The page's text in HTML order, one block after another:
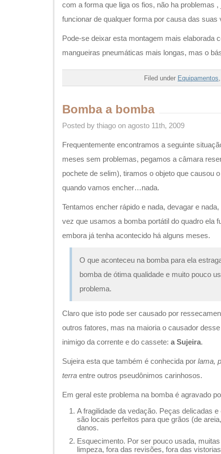
com a forma que liga os fios, não ha problemas
funcionar de qualquer forma por causa das suas
Pode-se deixar esta montagem mais elaborada
mangueiras pneumáticas mais longas, mas o
Filed under Equipamentos
Bomba a bomba
Posted by thiago on agosto 11th, 2009
Frequentemente encontramos a seguinte
meses sem problemas, pegamos a câmara
pochete de selim), tiramos o objeto que causou
quando vamos encher…nada.
Tentamos encher rápido e nada, devagar e
vez que usamos a bomba portátil do quadro ela
embora já tenha acontecido há alguns meses.
O que aconteceu na bomba para ela
bomba de ótima qualidade e muito pouco
problema.
Claro que isto pode ser causado por
outros fatores, mas na maioria o causador
inimigo da corrente e do cassete: a Sujeira.
Sujeira esta que também é conhecida por lama,
terra entre outros pseudônimos carinhosos.
Em geral este problema na bomba é agravado
A fragilidade da vedação. Peças delicadas
são locais perfeitos para que grãos (de
danos.
Esquecimento. Por ser pouco usada,
limpeza, fora das revisões, fora das